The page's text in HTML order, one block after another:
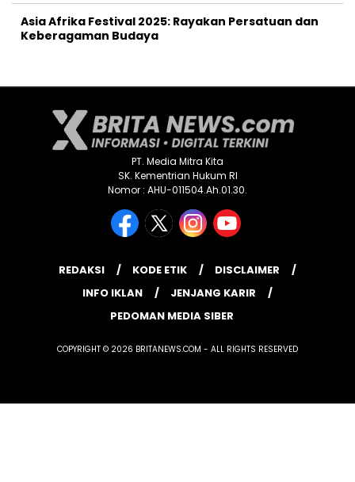
Asia Afrika Festival 2025: Rayakan Persatuan dan
Keberagaman Budaya
PT. Media Mitra Kita
SK. Kementrian Hukum RI
Nomor : AHU-011504.Ah.01.30.
REDAKSI KODE ETIK
DISCLAIMER
INFO IKLAN
JENJANG KARIR
PEDOMAN MEDIA SIBER
COPYRIGHT © 2026 BRITANEWS.COM - ALL RIGHTS RESERVED